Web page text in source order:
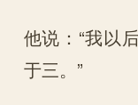
他说：“我以
于三。”